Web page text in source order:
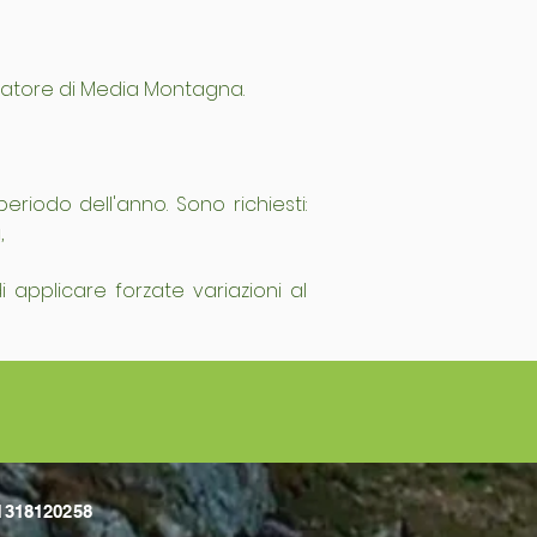
di Media Montagna.
dell'anno. Sono richiesti:
applicare forzate variazioni al